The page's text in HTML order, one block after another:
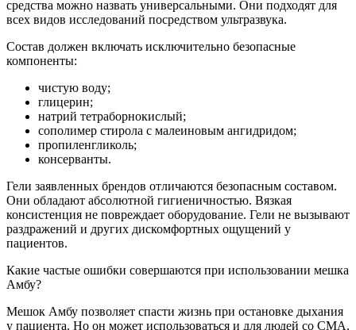
средства можно назвать универсальными. Они подходят для
всех видов исследований посредством ультразвука.
Состав должен включать исключительно безопасные
компоненты:
чистую воду;
глицерин;
натрий тетраборнокислый;
сополимер стирола с малеиновым ангидридом;
пропиленгликоль;
консерванты.
Гели заявленных брендов отличаются безопасным составом.
Они обладают абсолютной гигиеничностью. Вязкая
консистенция не повреждает оборудование. Гели не вызывают
раздражений и других дискомфортных ощущений у
пациентов.
Какие частые ошибки совершаются при использовании мешка
Амбу?
Мешок Амбу позволяет спасти жизнь при остановке дыхания
у пациента. Но он может использоваться и для людей со СМА.